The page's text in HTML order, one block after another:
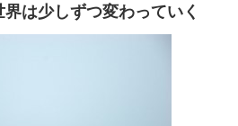
は少しずつ変わっていく